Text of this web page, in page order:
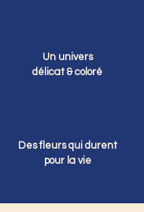
Un univers
délicat & coloré
Des fleurs qui durent
pour la vie